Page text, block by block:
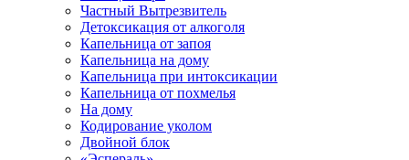
Частный Вытрезвитель
Детоксикация от алкоголя
Капельница от запоя
Капельница на дому
Капельница при интоксикации
Капельница от похмелья
На дому
Кодирование уколом
Двойной блок